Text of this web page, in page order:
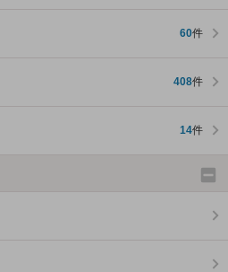
60件
408件
14件